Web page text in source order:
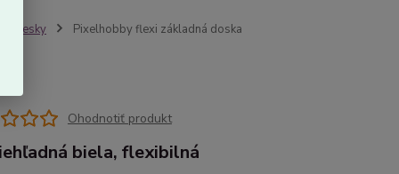
prívesky Pixelhobby flexi základná doska
Ohodnotiť produkt
biela, flexibilná